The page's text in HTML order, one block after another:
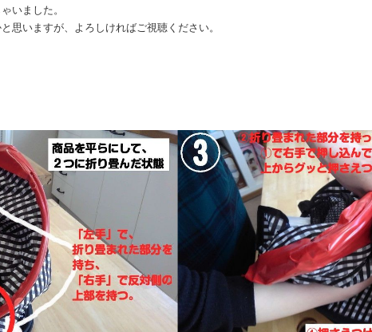
いました。
思いますが、よろしければご視聴ください。